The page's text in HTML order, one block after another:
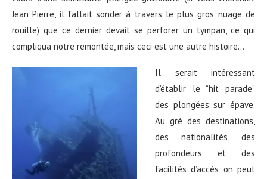
Jean Pierre, il fallait sonder à travers le plus gros nuage de
rouille) que ce dernier devait se perforer un tympan, ce qui
compliqua notre remontée, mais ceci est une autre histoire…
Il serait intéressant
d’établir le “hit parade”
des plongées sur épave.
Au gré des destinations,
des nationalités, des
profondeurs et des
facilités d’accès on peut